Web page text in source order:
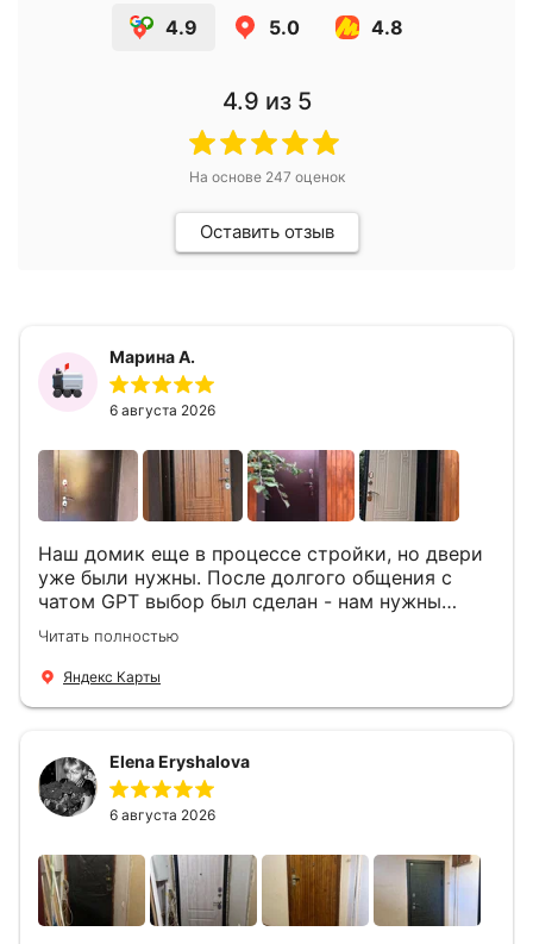
4.9 5.0 4.8
4.9 из 5
На основе 247 оценок
Оставить отзыв
Марина А.
6 августа 2026
Наш домик еще в процессе стройки, но двери
уже были нужны. После долгого общения с
чатом GPT выбор был сделан - нам нужны
двери Аргус Термо Композит, которые нашлись
в компании ДвериОпт . Менеджер Филипп
ответил на все вопросы, посчитал стоимость и
установили две двери, ответили на все
вопросы . Выполненной работой мы довольны.
Огромная всем благодарность!
Читать полностью
Яндекс Карты
Elena Eryshalova
6 августа 2026